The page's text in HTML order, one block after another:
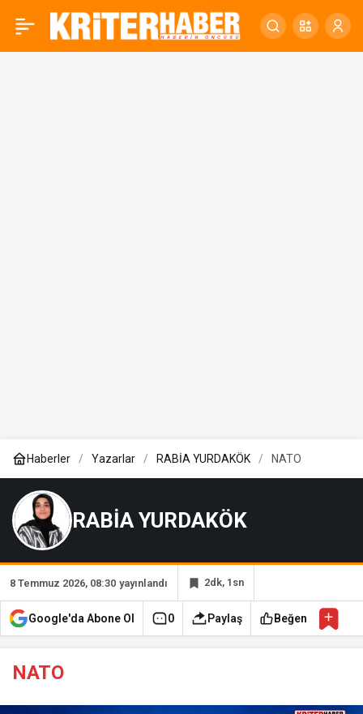
Haberler Yazarlar RABİA YURDAKÖK NATO
RABİA YURDAKÖK
8 Temmuz 2026, 08:30 yayınlandı 2dk, 1sn
Google'da Abone Ol 0 Paylaş Beğen
NATO
NATO 0